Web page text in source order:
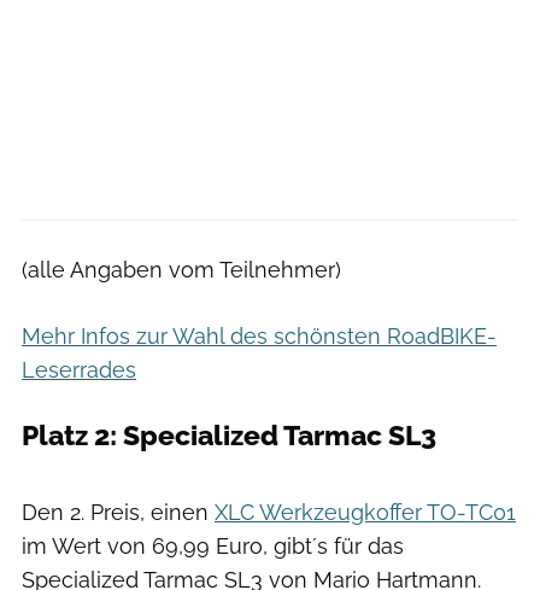
(alle Angaben vom Teilnehmer)
Mehr Infos zur Wahl des schönsten RoadBIKE-
Leserrades
Platz 2: Specialized Tarmac SL3
Den 2. Preis, einen XLC Werkzeugkoffer TO-TC01
im Wert von 69,99 Euro, gibt´s für das
Specialized Tarmac SL3 von Mario Hartmann.